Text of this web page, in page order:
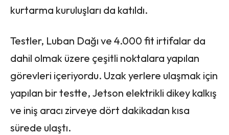
kurtarma kuruluşları da katıldı.
Testler, Luban Dağı ve 4.000 fit irtifalar da
dahil olmak üzere çeşitli noktalara yapılan
görevleri içeriyordu. Uzak yerlere ulaşmak için
yapılan bir testte, Jetson elektrikli dikey kalkış
ve iniş aracı zirveye dört dakikadan kısa
sürede ulaştı.